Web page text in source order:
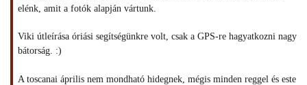
elénk, amit a fotók alapján vártunk.
Viki útleírása óriási segítségünkre volt, csak a GPS-re hagyatkozni nagy
bátorság. :)
A toscanai április nem mondható hidegnek, mégis minden reggel és este